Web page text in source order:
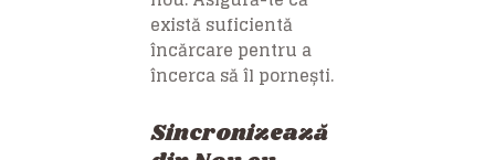
există suficientă
încărcare pentru a
încerca să îl pornești.
Sincronizează